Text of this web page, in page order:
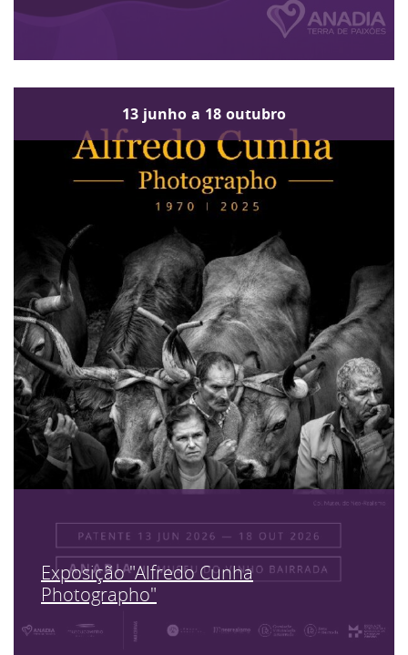
13 junho a 18 outubro
Exposição "Alfredo Cunha
Photographo"